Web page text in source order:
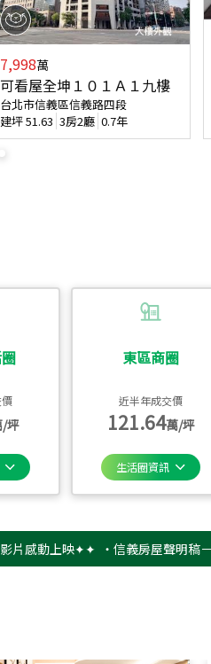
坪
東區商圈
近半年成交價
121.64萬/坪
生活圈資訊
7,998萬
可看屋全坤１０１Ａ１九樓
台北市信義區信義路四段
建坪51.63 3房2廳 0.7年
上映✦✦ ‧信義房屋聲明稿－防詐騙